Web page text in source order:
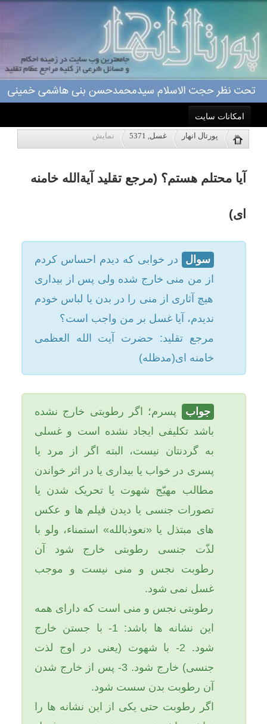
امکانات سایت
خانه
درباره ما
اعمال
پورتال انهار غسل, 5371 نمایش
در خوابی که دیدم احساس کردم
از من منی خارج شده ولی پس از بیداری
پسرم؛ اگر رطوبتی خارج نشده
باشد تکلیفی ایجاد نشده است و غسلی
به گردنتان نیست، البتهاگر از مرد یا
پسری در خواب یا بیداری یا در اثر خواندن
مطالب مهیّج شهوت یا تحریک شدن یا
تصورات جنسی یا دیدن فیلم ها و عکس
های مبتذل یا «نعوذبالله» استمناء، ولو با
لذّت جنسی رطوبتی خارج شود آن
غسل نمی شود.
رطوبتی نجس و منی است که دارای همه
این نشانه ها باشد: 1- با جستن خارج
شود. 2- با شهوت (یعنی در اوج لذت
جنسی) خارج شود. 3- پس از خارج شدن
آن رطوبت بدن سست شود.
اگر رطوبت حتی یکی از این نشانه ها را
نداشته باشد نجس و منی نیست و غسل
ندارد.
اگر کسی شک کند که رطوبت با لذت از
او خارج شده است یا با شهوت؛ و یا شکّ
کند جنب شده یا نه یا اصلاً رطوبتی نباشد
، بازهم تکلیفی ندارد و غسل به او واجب
نمی گردد. یاحقّ.
تاریخ به روزرسانی: دوشنبه, ۱۳ مرداد ۱۳۹۳